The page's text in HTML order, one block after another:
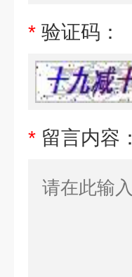
* 验证码：
* 留言内容：